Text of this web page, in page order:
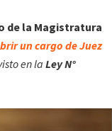
de la Magistratura
un cargo de Juez
en laLey N°